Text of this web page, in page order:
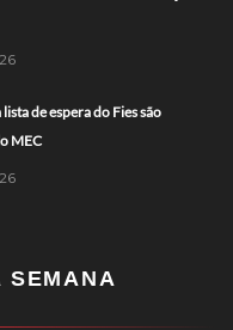
de espera do Fies são
MEC
SEMANA